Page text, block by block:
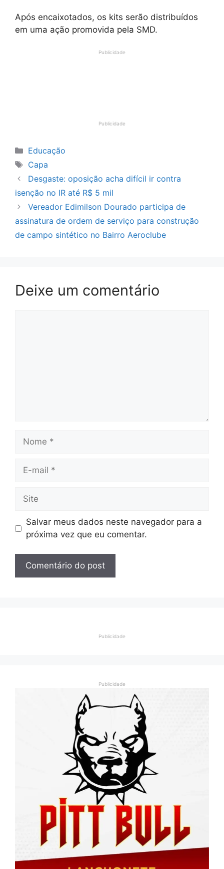
Após encaixotados, os kits serão distribuídos
em uma ação promovida pela SMD.
Publicidade
Publicidade
Categorias
Educação
Tags
Capa
Desgaste: oposição acha difícil ir contra
isenção no IR até R$ 5 mil
Vereador Edimilson Dourado participa de
assinatura de ordem de serviço para construção
de campo sintético no Bairro Aeroclube
Deixe um comentário
Nome
Site
Salvar meus dados neste navegador para a
próxima vez que eu comentar.
Publicidade
Publicidade